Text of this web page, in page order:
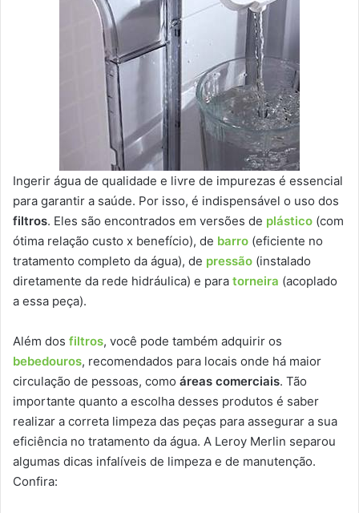
Ingerir água de qualidade e livre de impurezas é essencial
para garantir a saúde. Por isso, é indispensável o uso dos
filtros. Eles são encontrados em versões de plástico (com
ótima relação custo x benefício), de barro (eficiente no
tratamento completo da água), de pressão (instalado
diretamente da rede hidráulica) e para torneira (acoplado
a essa peça).
Além dos filtros, você pode também adquirir os
bebedouros, recomendados para locais onde há maior
circulação de pessoas, como áreas comerciais. Tão
importante quanto a escolha desses produtos é saber
realizar a correta limpeza das peças para assegurar a sua
eficiência no tratamento da água. A Leroy Merlin separou
algumas dicas infalíveis de limpeza e de manutenção.
Confira: